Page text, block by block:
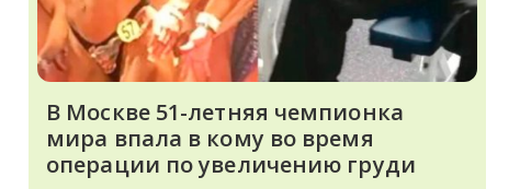
В Москве 51-летняя чемпионка
мира впала в кому во время
операции по увеличению груди